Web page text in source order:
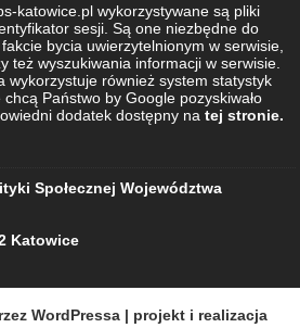
katowice.pl wykorzystywane są pliki
sesji. Są one niezbędne do
bycia uwierzytelnionym w serwisie,
też wyszukiwania informacji w serwisie.
wykorzystuje również system statystyk
Państwo by Google pozyskiwało
dodatek dostępny na tej stronie.
Społecznej Województwa
Katowice
WordPressa | projekt i realizacja